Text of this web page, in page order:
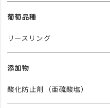
葡萄品種
リースリング
添加物
酸化防止剤（亜硫酸塩）